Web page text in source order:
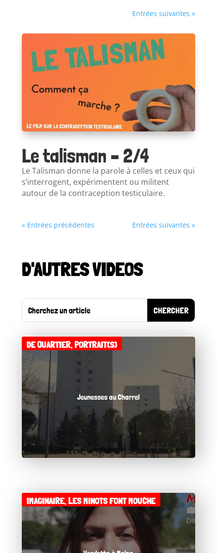
Entrées suivantes »
Le talisman – 2/4
Le Talisman donne la parole à celles et ceux qui
s’interrogent, expérimentent ou militent
autour de la contraception testiculaire.
« Entrées précédentes Entrées suivantes »
D'AUTRES VIDEOS
Jeunesses au Charrel
DE QUARTIER,PORTRAIT(S)
IMAGINAIRE,LES MINOTS FONT MOUCHE